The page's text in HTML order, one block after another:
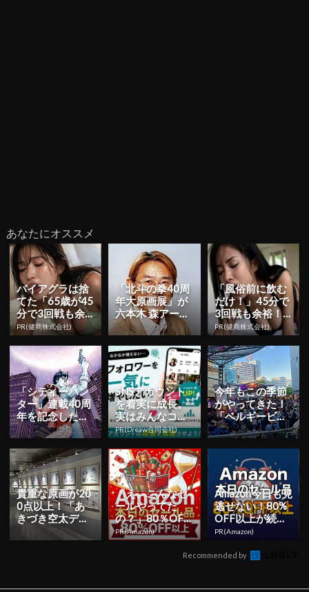
あなたにオススメ
バイアグラは捨
てた「65歳が45
分で3回戦も余
裕」1日31円で
朝まで絶好調！
PR(健商株式会社)
「北斗の拳40周
年大原画展」が
六本木 森アーツ
センターで10月
7日から開催！
描き...
「風俗前に飲む
だけ！」45分で
3回戦も余裕！9
80円で朝まで絶
好調
PR(健商株式会社)
「シティーハン
ター」連載40周
年を記念した大
原画展が11月22
日より開催！40
0...
SNSアカウント
を着実に成長。
実はみんなココ
使ってます。
PR(Dreaw合同会社)
今年もこの季節
がやってきた！
「ベルギービー
ルウィークエン
ド2024 六本
貴重な原画が20
0点以上！「あ
きづき空太デビ
ュー20周年記念
赤髪の白雪姫 原
「え、こんなセ
ールやってた
の？」80％OFF
以上が続々登
場！Amazonの本
PR(Amazon)
Amazon今日も見
逃せない！80%
OFF以上が続々
登場
PR(Amazon)
Recommended by